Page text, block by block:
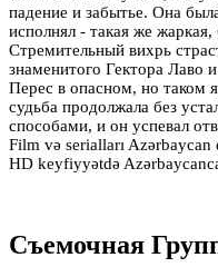
падение и забытье. Она
исполнял - такая же жаркая,
Стремительный вихрь
знаменитого Гектора Лаво
Перес в опасном, но таком
судьба продолжала без
способами, и он успевал
Film və serialları
HD keyfiyyətdə
Съемочная